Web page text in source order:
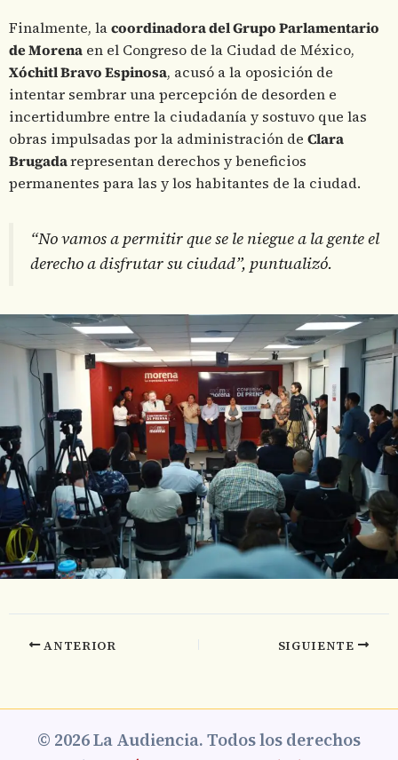
Finalmente, lacoordinadora del Grupo Parlamentario
de Morena en el Congreso de la Ciudad de México,
Xóchitl Bravo Espinosa, acusó a la oposición de
intentar sembrar una percepción de desorden e
incertidumbre entre la ciudadanía y sostuvo que las
obras impulsadas por la administración de Clara
Brugadarepresentan derechos y beneficios
permanentes para las y los habitantes de la ciudad.
“No vamos a permitir que se le niegue a la gente el
derecho a disfrutar su ciudad”, puntualizó.
ANTERIOR SIGUIENTE
© 2026 La Audiencia. Todos los derechos